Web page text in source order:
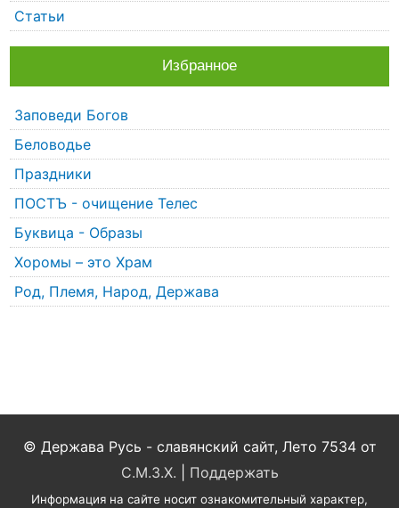
Статьи
Избранное
Заповеди Богов
Беловодье
Праздники
ПОСТЪ - очищение Телес
Буквица - Образы
Хоромы – это Храм
Род, Племя, Народ, Держава
© Держава Русь - славянский сайт, Лето 7534 от
С.М.З.Х.
Поддержать
Информация на сайте носит ознакомительный характер,